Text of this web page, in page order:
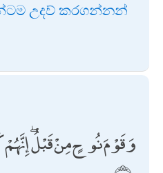
උදව් කරගන්නන්
وَقَوْمَ نُوحٍ مِنْ قَبْلُ